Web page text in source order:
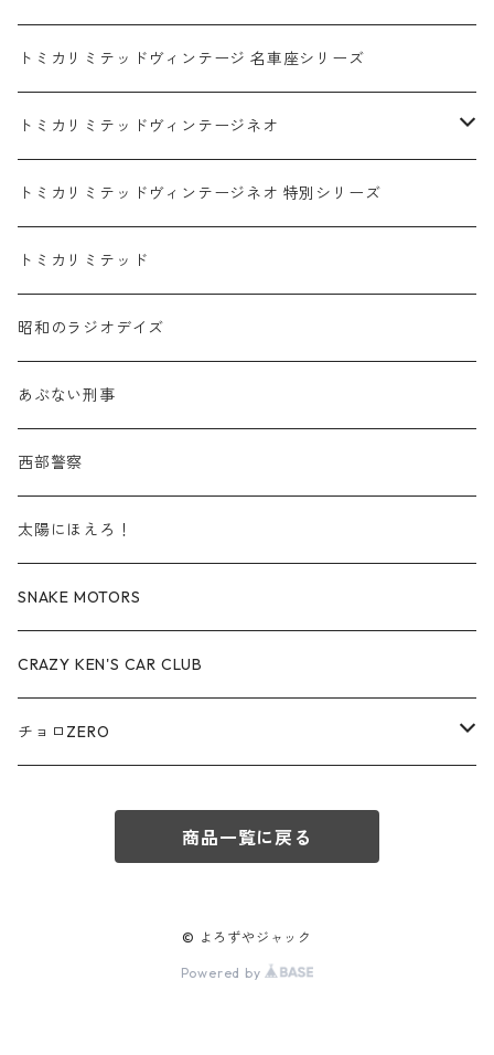
ホンダ / HONDA
日産 / NISSAN
スバル / SUBARU
スズキ / SUZUKI
三菱 / MITSUBISHI
シボレー / Chevrolet
ビー・エム・ダブリュー / BMW
レクサス / LEXUS
アウディ / Audi
ロータス / LOTUS
三菱ふそう/ MITSUBISHI FUSO
赤箱 - 絶版（廃盤）トミカ No.1-120
赤箱 - 絶版（廃盤）トミカ No.1-9
赤箱 - 絶版（廃盤）トミカ No.10-19
赤箱 - 絶版（廃盤）トミカ No.60-69
赤箱 - 絶版（廃盤）トミカ No.70-79
赤箱 - 絶版（廃盤）トミカ No.110-119
赤箱 - 絶版（廃盤）ロングトミカ No.121-
赤箱 - 車種別
乗用車
商用車・公用車
TLV - No. LV-00-195
TLV - No. LV-00-09
TLV - No. LV-10-19
TLV - No. LV-60-69
TLV - No. LV-70-79
TLV - No. LV-110-119
TLV - 車種別
乗用車
商用車・公用車
トミカリミテッドヴィンテージ 名車座シリーズ
トミカリミテッドヴィンテージネオ
TLVN - NEW LINEUP
TLVN - No. LV-00-219
TLVN - No. LV-00-09
TLVN - No. LV-10-19
TLVN - No. LV-60-69
TLVN - No. LV-70-79
TLVN - 車種別
乗用車
商用車・公用車
トミカリミテッドヴィンテージネオ 特別シリーズ
トミカリミテッド
昭和のラジオデイズ
あぶない刑事
西部警察
太陽にほえろ！
SNAKE MOTORS
CRAZY KEN'S CAR CLUB
チョロZERO
チョロQZERO - No. Z-00-09
あぶない刑事
商品一覧に戻る
© よろずやジャック
Powered by